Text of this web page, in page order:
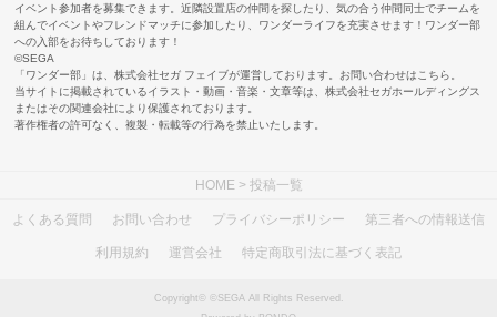
イベント参加者を募集できます。近隣設置店の仲間を探したり、気の合う仲間同士でチームを
組んでイベントやフレンドマッチに参加したり、ワンダーライフを充実させます！ワンダー部
への入部をお待ちしております！
©SEGA
「ワンダー部」は、株式会社セガ フェイブが運営しております。お問い合わせはこちら。
当サイトに掲載されているイラスト・動画・音楽・文章等は、株式会社セガホールディングス
またはその関連会社により保護されております。
著作権者の許可なく、複製・転載等の行為を禁止いたします。
HOME> 投稿一覧
よくある質問 お問い合わせ プライバシーポリシー 第三者への情報送信
利用規約 運営会社 特定商取引法に基づく表記
Copyright© ©SEGA All Rights Reserved.